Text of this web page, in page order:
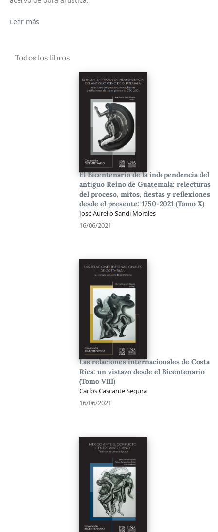
Leer más
Todos los libros
El Bicentenario de la independencia del
antiguo Reino de Guatemala: relecturas
del proceso, mitos, fiestas y reflexiones
desde el presente: 1750-2021 (Tomo X)
José Aurelio Sandi Morales
16/06/2021
Las relaciones internacionales de Costa
Rica: un vistazo desde el Bicentenario
(Tomo VIII)
Carlos Cascante Segura
16/06/2021